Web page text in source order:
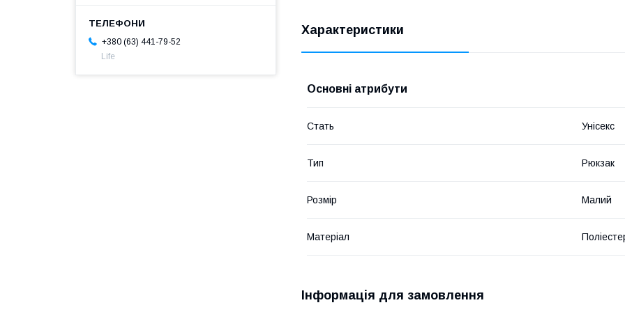
Характеристики
Основні атрибути
Стать Унісекс
Тип Рюкзак
Розмір Малий
Матеріал
Інформація для замовлення
+380 (63) 441-79-52
Life